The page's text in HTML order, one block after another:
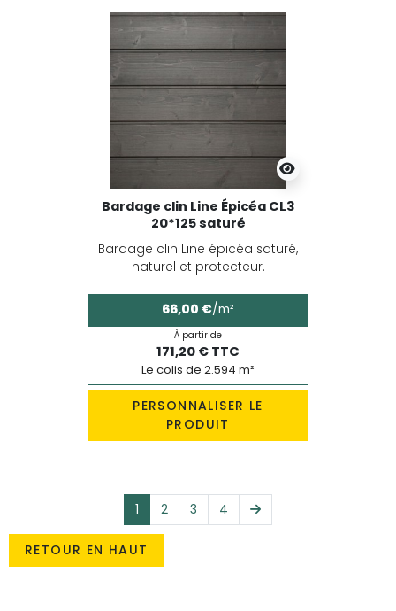
Bardage clin Line Épicéa CL3
20*125 saturé
Bardage clin Line épicéa saturé,
naturel et protecteur.
66,00 €/m²
À partir de
171,20 € TTC
Le colis de 2.594 m²
PERSONNALISER LE
PRODUIT
1 2 3 4 Suivant
RETOUR EN HAUT